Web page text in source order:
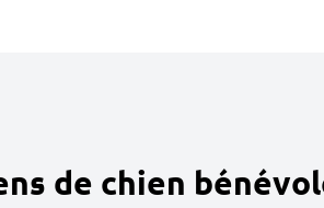
de chien